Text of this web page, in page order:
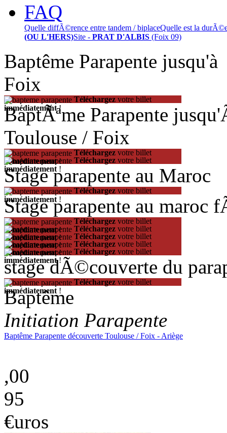
FAQ
Quelle diffÃ©rence entre tandem / biplaceQuelle est la
(OU L'HERS)Site - PRAT D'ALBIS (Foix 09)
Baptême Parapente
Foix
Téléchargez votre billet
immédiatement!
BaptÃªme Parapente
Toulouse / Foix
Téléchargez votre billet
immédiatement! Téléchargez votre billet
immédiatement !
Stage parapente au Maroc
Téléchargez votre billet
immédiatement !
Stage parapente au maroc
Téléchargez votre billet
immédiatement! Téléchargez votre billet
immédiatement! Téléchargez votre billet
immédiatement! Téléchargez votre billet
immédiatement! Téléchargez votre billet
immédiatement!
stage dÃ©couverte du
Téléchargez votre billet
immédiatement !
Baptême
Initiation Parapente
Baptême Parapente découverte Toulouse / Foix - Ariège
,00
95
€uros